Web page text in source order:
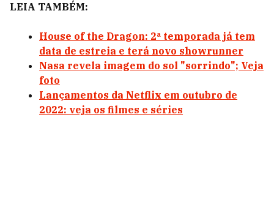
LEIA TAMBÉM:
House of the Dragon: 2ª temporada já tem
data de estreia e terá novo showrunner
Nasa revela imagem do sol "sorrindo"; Veja
foto
Lançamentos da Netflix em outubro de
2022: veja os filmes e séries